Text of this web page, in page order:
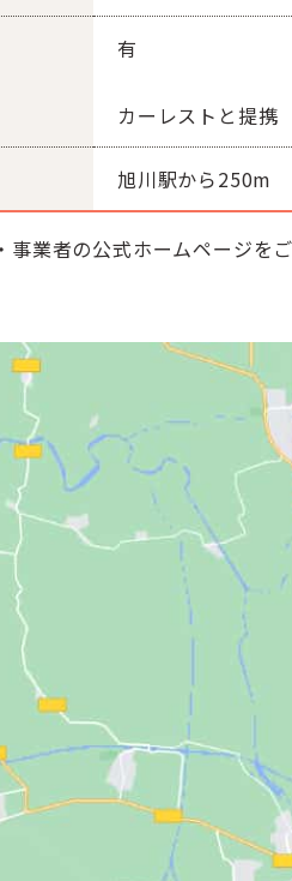
有
カーレストと提携
旭川駅から250m
業者の公式ホームページをご